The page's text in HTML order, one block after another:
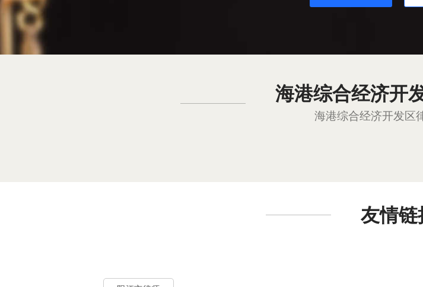
海港综合经济开
海港综合经济开发区
友情链